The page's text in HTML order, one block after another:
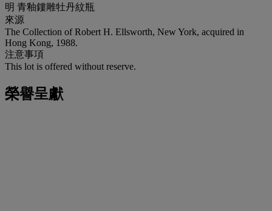
明 青釉鏤雕牡丹紋瓶
來源
The Collection of Robert H. Ellsworth, New York, acquired in
Hong Kong, 1988.
注意事項
This lot is offered without reserve.
榮譽呈獻